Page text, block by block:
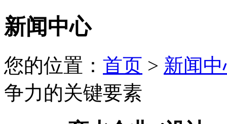
新闻中心
您的位置： 首页 > 新闻
争力的关键要素